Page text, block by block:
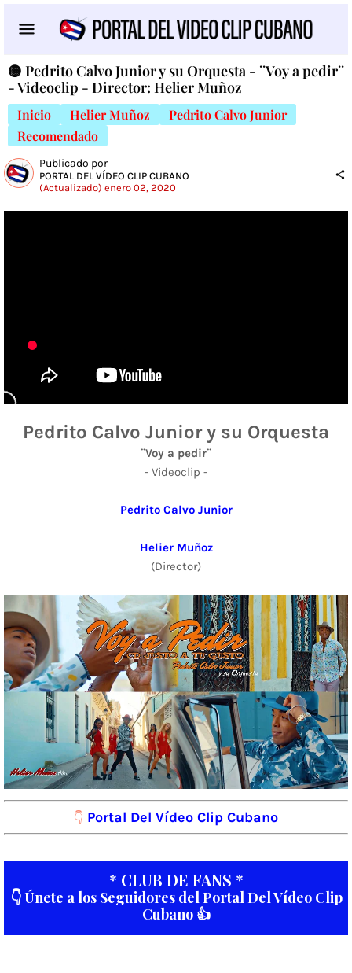
🟡 Pedrito Calvo Junior y su Orquesta - ¨Voy a pedir¨
- Videoclip - Director: Helier Muñoz
Inicio Helier Muñoz
Pedrito Calvo Junior
Recomendado
Publicado por
PORTAL DEL VÍDEO CLIP CUBANO
(Actualizado) enero 02, 2020
Pedrito Calvo Junior y su Orquesta
¨Voy a pedir¨
- Videoclip -
Pedrito Calvo Junior
Helier Muñoz
(Director)
👇 Portal Del Vídeo Clip Cubano
* CLUB DE FANS *
👇 Únete a los Seguidores del Portal Del Vídeo Clip
Cubano 👍